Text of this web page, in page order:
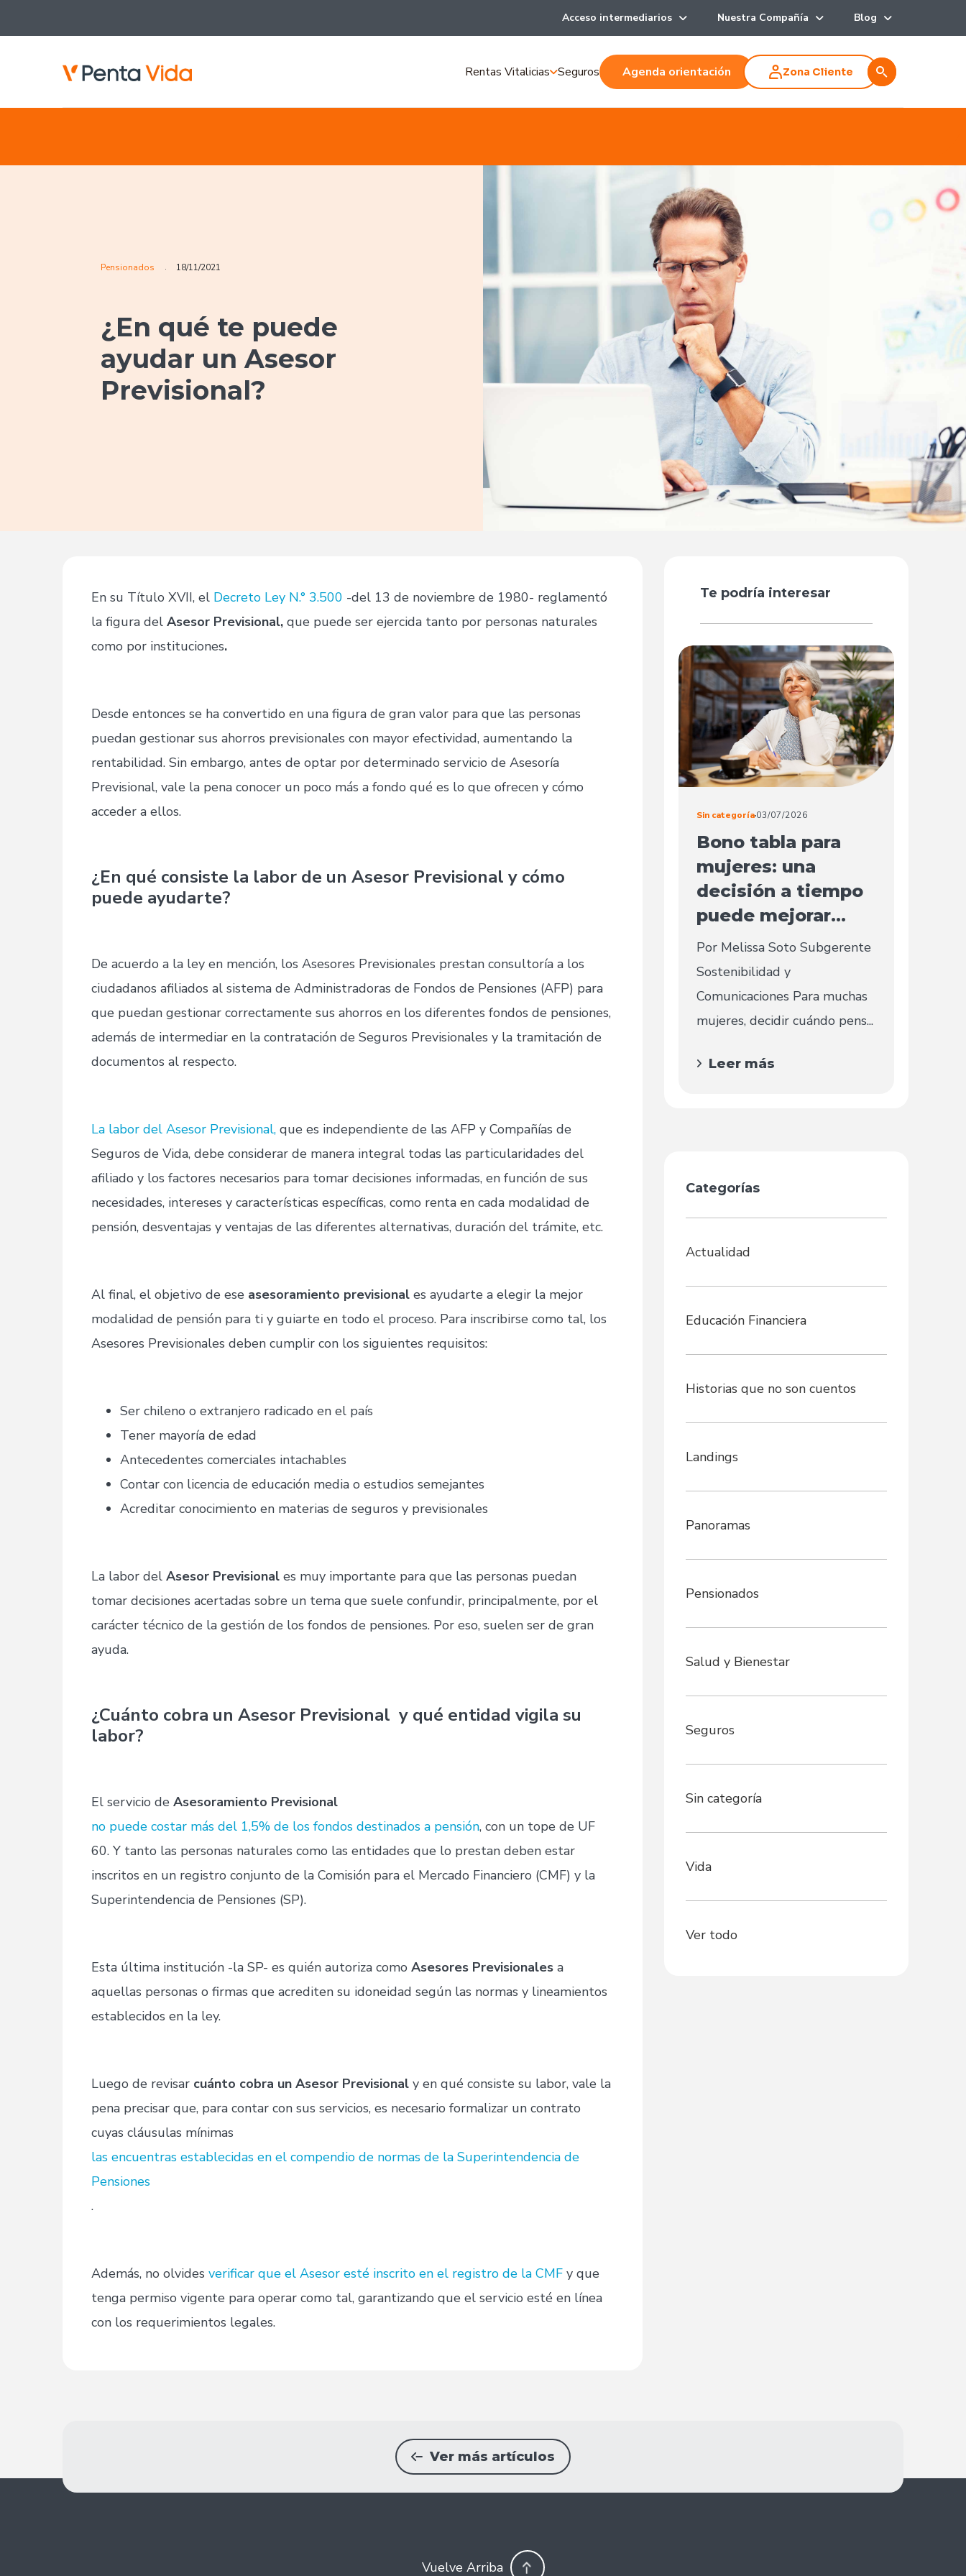
Acceso intermediarios Nuestra Compañía Blog
Rentas Vitalicias Seguros Agenda orientación Zona Cliente
Pensionados . 18/11/2021
¿En qué te puede
ayudar un Asesor
Previsional?
En su Título XVII, el Decreto Ley N.° 3.500 -del 13 de noviembre de 1980- reglamentó
la figura del Asesor Previsional, que puede ser ejercida tanto por personas naturales
como por instituciones.
Desde entonces se ha convertido en una figura de gran valor para que las personas
puedan gestionar sus ahorros previsionales con mayor efectividad, aumentando la
rentabilidad. Sin embargo, antes de optar por determinado servicio de Asesoría
Previsional, vale la pena conocer un poco más a fondo qué es lo que ofrecen y cómo
acceder a ellos.
¿En qué consiste la labor de un Asesor Previsional y cómo
puede ayudarte?
De acuerdo a la ley en mención, los Asesores Previsionales prestan consultoría a los
ciudadanos afiliados al sistema de Administradoras de Fondos de Pensiones (AFP) para
que puedan gestionar correctamente sus ahorros en los diferentes fondos de pensiones,
además de intermediar en la contratación de Seguros Previsionales y la tramitación de
documentos al respecto.
La labor del Asesor Previsional, que es independiente de las AFP y Compañías de
Seguros de Vida, debe considerar de manera integral todas las particularidades del
afiliado y los factores necesarios para tomar decisiones informadas, en función de sus
necesidades, intereses y características específicas, como renta en cada modalidad de
pensión, desventajas y ventajas de las diferentes alternativas, duración del trámite, etc.
Al final, el objetivo de ese asesoramiento previsional es ayudarte a elegir la mejor
modalidad de pensión para ti y guiarte en todo el proceso. Para inscribirse como tal, los
Asesores Previsionales deben cumplir con los siguientes requisitos:
Ser chileno o extranjero radicado en el país
Tener mayoría de edad
Antecedentes comerciales intachables
Contar con licencia de educación media o estudios semejantes
Acreditar conocimiento en materias de seguros y previsionales
La labor del Asesor Previsional es muy importante para que las personas puedan
tomar decisiones acertadas sobre un tema que suele confundir, principalmente, por el
carácter técnico de la gestión de los fondos de pensiones. Por eso, suelen ser de gran
ayuda.
¿Cuánto cobra un Asesor Previsional y qué entidad vigila su
labor?
El servicio de Asesoramiento Previsional
no puede costar más del 1,5% de los fondos destinados a pensión, con un tope de UF
60. Y tanto las personas naturales como las entidades que lo prestan deben estar
inscritos en un registro conjunto de la Comisión para el Mercado Financiero (CMF) y la
Superintendencia de Pensiones (SP).
Esta última institución -la SP- es quién autoriza como Asesores Previsionales a
aquellas personas o firmas que acrediten su idoneidad según las normas y lineamientos
establecidos en la ley.
Luego de revisar cuánto cobra un Asesor Previsional y en qué consiste su labor, vale la
pena precisar que, para contar con sus servicios, es necesario formalizar un contrato
cuyas cláusulas mínimas
las encuentras establecidas en el compendio de normas de la Superintendencia de
Pensiones
.
Además, no olvides verificar que el Asesor esté inscrito en el registro de la CMF y que
tenga permiso vigente para operar como tal, garantizando que el servicio esté en línea
con los requerimientos legales.
Te podría interesar
Sin categoría03/07/2026
Bono tabla para
mujeres: una
decisión a tiempo
puede mejorar...
Por Melissa Soto Subgerente
Sostenibilidad y
Comunicaciones Para muchas
mujeres, decidir cuándo pens...
Leer más
Categorías
Actualidad
Educación Financiera
Historias que no son cuentos
Landings
Panoramas
Pensionados
Salud y Bienestar
Seguros
Sin categoría
Vida
Ver todo
Ver más artículos
Vuelve Arriba